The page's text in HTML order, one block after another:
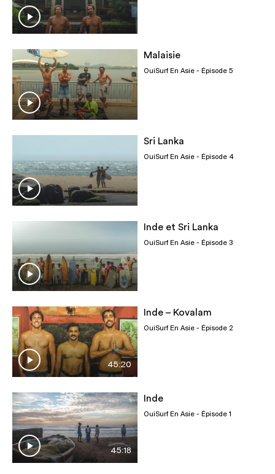
Malaisie
OuiSurf En Asie - Épisode 5
Sri Lanka
OuiSurf En Asie - Épisode 4
Inde et Sri Lanka
OuiSurf En Asie - Épisode 3
45:20
Inde – Kovalam
OuiSurf En Asie - Épisode 2
45:18
Inde
OuiSurf En Asie - Épisode 1